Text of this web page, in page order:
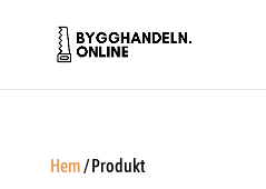
Hem/ Produkt